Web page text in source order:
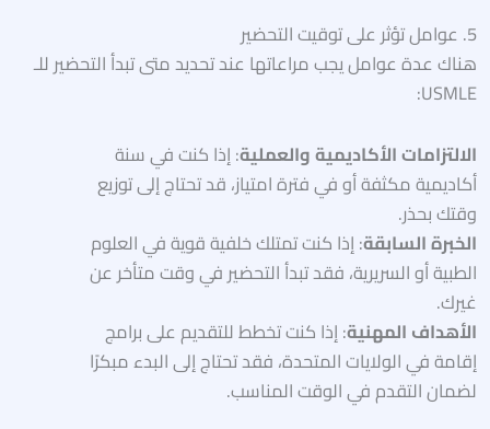
5. عوامل تؤثر على توقيت التحضير
هناك عدة عوامل يجب مراعاتها عند تحديد متى تبدأ التحضير للـ
USMLE:
الالتزامات الأكاديمية والعملية: إذا كنت في سنة
أكاديمية مكثفة أو في فترة امتياز، قد تحتاج إلى توزيع
وقتك بحذر.
الخبرة السابقة: إذا كنت تمتلك خلفية قوية في العلوم
الطبية أو السريرية، فقد تبدأ التحضير في وقت متأخر عن
غيرك.
الأهداف المهنية: إذا كنت تخطط للتقديم على برامج
إقامة في الولايات المتحدة، فقد تحتاج إلى البدء مبكرًا
لضمان التقدم في الوقت المناسب.